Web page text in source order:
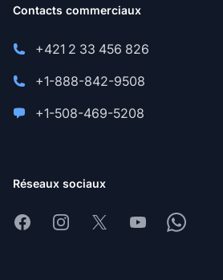
Contacts commerciaux
+421 2 33 456 826
+1-888-842-9508
+1-508-469-5208
Réseaux sociaux
FacebookInstagram
X YoutubeWhatsapp